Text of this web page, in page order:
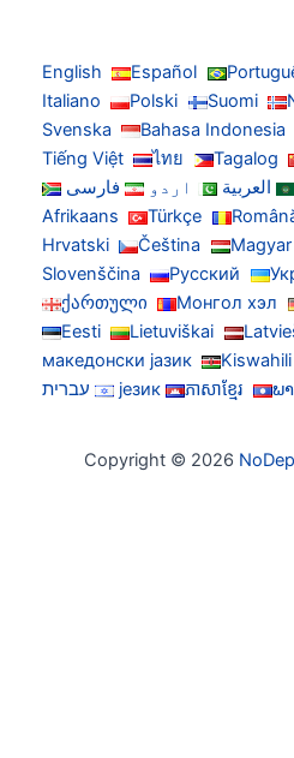
English Español
Italiano
Polski Suomi
Svenska
Bahasa
Tiếng Việt
ไทย
اردو
فارسی
Afrikaans
Türkçe
Hrvatski
Čeština
Slovenščina
Русский
ქართული
Монгол
Eesti
Lietuviškai
македонски јазик
језик
ភាសាខ្មែរ עברית
Copyright © 2026